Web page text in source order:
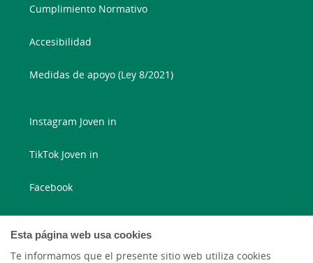
Esta página web usa cookies
Te informamos que el presente sitio web utiliza cookies
Cumplimiento Normativo
Accesibilidad
Medidas de apoyo (Ley 8/2021)
Instagram Joven in
TikTok Joven in
Facebook
Instagram
X